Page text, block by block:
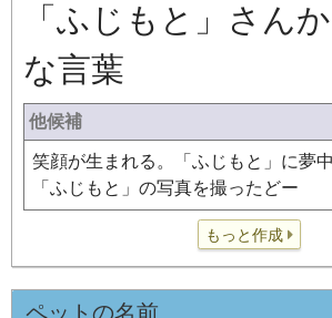
「ふじもと」さん
な言葉
他候補
笑顔が生まれる。「ふじもと」に夢
「ふじもと」の写真を撮ったどー
もっと作成
ペットの名前